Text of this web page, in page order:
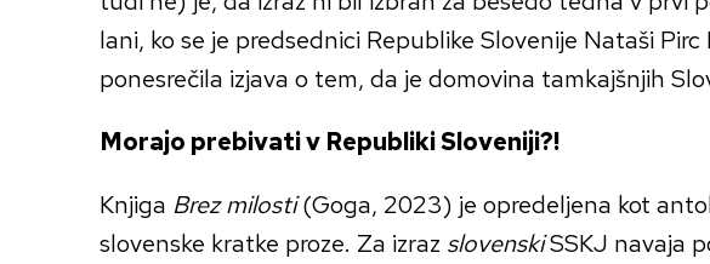
lani, ko se je predsednici Republike Slovenije Nataši
ponesrečila izjava o tem, da je domovina tamkajšnjih
Morajo prebivati v Republiki Sloveniji?!
Knjiga Brez milosti(Goga, 2023) je opredeljena kot
slovenske kratke proze. Za izraz slovenskiSSKJ navaja